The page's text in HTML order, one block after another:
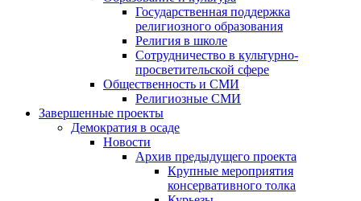
Государственная поддержка
религиозного образования
Религия в школе
Сотрудничество в культурно-
просветительской сфере
Общественность и СМИ
Религиозные СМИ
Завершенные проекты
Демократия в осаде
Новости
Архив предыдущего проекта
Крупные мероприятия
консервативного толка